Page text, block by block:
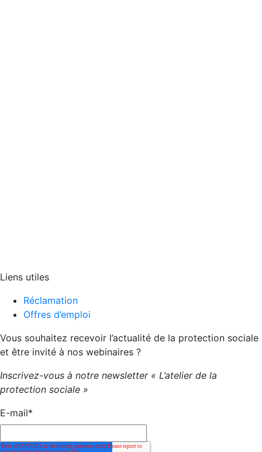
Liens utiles
Réclamation
Offres d’emploi
Vous souhaitez recevoir l’actualité de la protection sociale
et être invité à nos webinaires ?
Inscrivez-vous à notre newsletter « L’atelier de la
protection sociale »
E-mail*